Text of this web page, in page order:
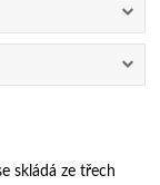
skládá ze třech